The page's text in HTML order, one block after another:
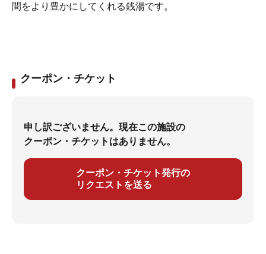
間をより豊かにしてくれる銭湯です。
クーポン・チケット
申し訳ございません。現在この施設の
クーポン・チケットはありません。
クーポン・チケット発行の
リクエストを送る